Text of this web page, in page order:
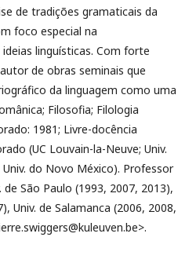
de tradições gramaticais da
foco especial na
linguísticas. Com forte
de obras seminais que
da linguagem como uma
Filosofia; Filologia
1981; Livre-docência
(UC Louvain-la-Neuve; Univ.
Univ. do Novo México). Professor
São Paulo (1993, 2007, 2013),
Univ. de Salamanca (2006, 2008,